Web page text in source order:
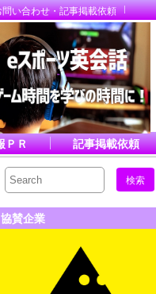
問い合わせ・記事掲載依頼
ＰＲ
記事掲載依頼
協賛企業